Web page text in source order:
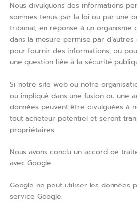
Nous divulguons des informations
sommes tenus par la loi ou par une
tribunal, en réponse à un organisme
dans la mesure permise par
pour fournir des informations, ou
une question liée à la sécurité
Si notre site web ou notre
ou impliqué dans une fusion ou une
données peuvent être divulguées à
tout acheteur potentiel et seront
propriétaires.
Nous avons conclu un accord de
avec Google.
Google ne peut utiliser les données
service Google.